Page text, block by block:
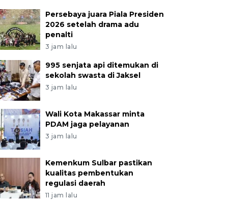
Persebaya juara Piala Presiden
2026 setelah drama adu
penalti
3 jam lalu
995 senjata api ditemukan di
sekolah swasta di Jaksel
3 jam lalu
Wali Kota Makassar minta
PDAM jaga pelayanan
3 jam lalu
Kemenkum Sulbar pastikan
kualitas pembentukan
regulasi daerah
11 jam lalu